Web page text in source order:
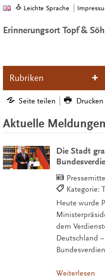
Leichte Sprache
Erinnerungsort Topf &
Rubriken
Seite teilen Drucken
Aktuelle Meldungen
Die Stadt
Kategorie:
Heute wurde
dem
Deutschland
Weiterlesen